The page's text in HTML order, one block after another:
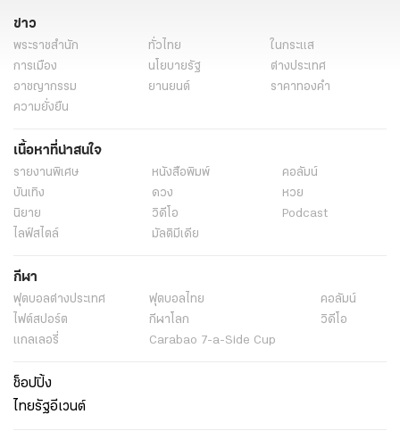
ข่าว
พระราชสำนัก ทั่วไทย
ในกระแส
การเมือง
นโยบายรัฐ
ต่างประเทศ
อาชญากรรม
ยานยนต์
ราคาทองคำ
ความยั่งยืน
เนื้อหาที่น่าสนใจ
รายงานพิเศษ หนังสือพิมพ์
คอลัมน์
บันเทิง
ดวง
หวย
นิยาย
วิดีโอ
Podcast
ไลฟ์สไตล์
มัลติมีเดีย
กีฬา
ฟุตบอลต่่างประเทศ ฟุตบอลไทย
คอลัมน์
ไฟต์สปอร์ต
กีฬาโลก
วิดีโอ
แกลเลอรี่
Carabao 7-a-Side Cup
ช็อปปิ้ง
ไทยรัฐอีเวนต์